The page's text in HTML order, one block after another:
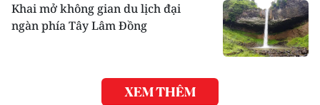
Khai mở không gian du lịch đại
ngàn phía Tây Lâm Đồng
XEM THÊM